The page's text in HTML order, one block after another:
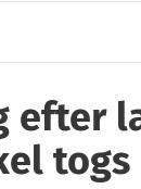
efter